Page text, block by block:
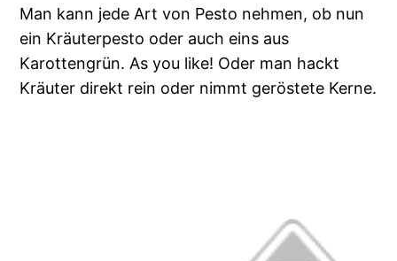
Man kann jede Art von Pesto nehmen, ob nun
ein Kräuterpesto oder auch eins aus
Karottengrün. As you like! Oder man hackt
Kräuter direkt rein oder nimmt geröstete Kerne.